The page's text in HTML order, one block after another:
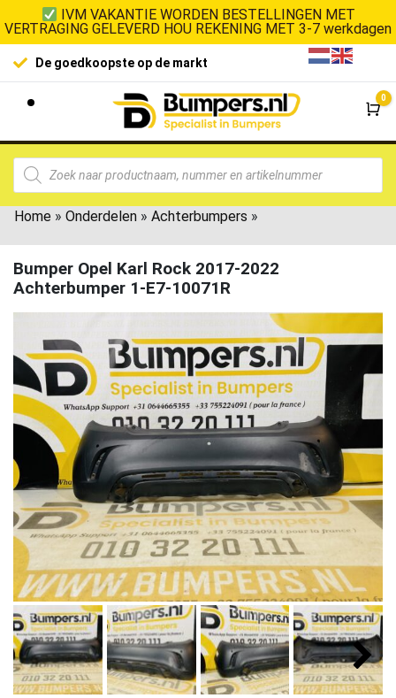
IVM VAKANTIE WORDEN BESTELLINGEN MET
VERTRAGING GELEVERD HOU REKENING MET 3-7 werkdagen
De goedkoopste op de markt 100%
0
Home » Onderdelen » Achterbumpers »
Bumper Opel Karl Rock 2017-2022
Achterbumper 1-E7-10071R